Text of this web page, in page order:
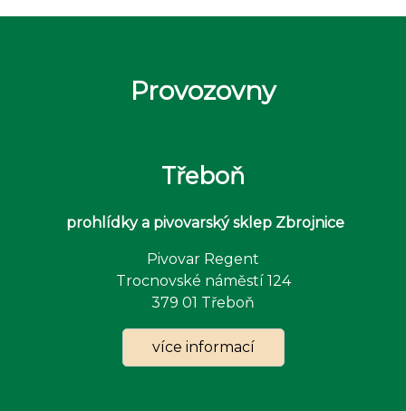
Provozovny
Třeboň
prohlídky a pivovarský sklep Zbrojnice
Pivovar Regent
Trocnovské náměstí 124
379 01 Třeboň
více informací